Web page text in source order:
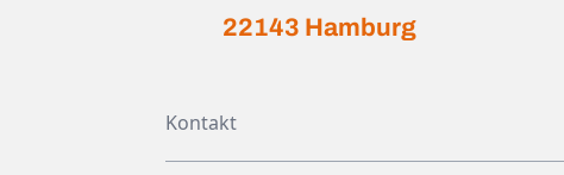
22143 Hamburg
Kontakt